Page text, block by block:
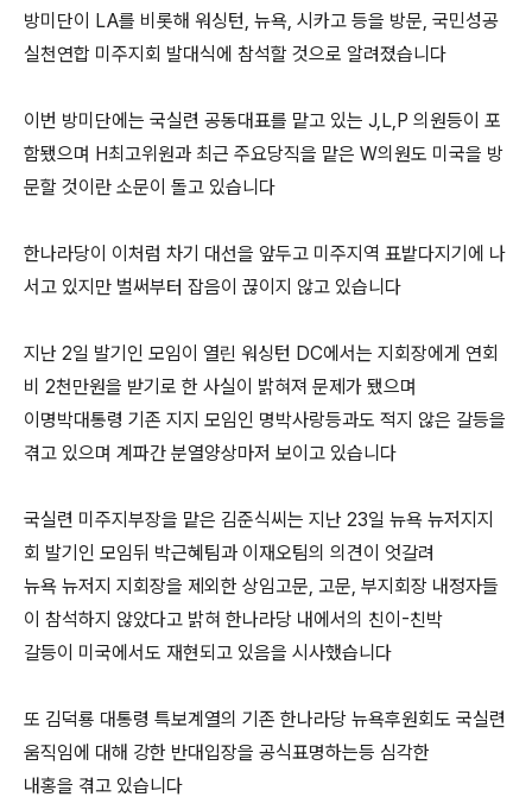
방미단이 LA를 비롯해 워싱턴, 뉴욕, 시카고 등을 방문, 국민성공
실천연합 미주지회 발대식에 참석할 것으로 알려졌습니다
이번 방미단에는 국실련 공동대표를 맡고 있는 J,L,P 의원등이 포
함됐으며 H최고위원과 최근 주요당직을 맡은 W의원도 미국을 방
문할 것이란 소문이 돌고 있습니다
한나라당이 이처럼 차기 대선을 앞두고 미주지역 표밭다지기에 나
서고 있지만 벌써부터 잡음이 끊이지 않고 있습니다
지난 2일 발기인 모임이 열린 워싱턴 DC에서는 지회장에게 연회
비 2천만원을 받기로 한 사실이 밝혀져 문제가 됐으며
이명박대통령 기존 지지 모임인 명박사랑등과도 적지 않은 갈등을
겪고 있으며 계파간 분열양상마저 보이고 있습니다
국실련 미주지부장을 맡은 김준식씨는 지난 23일 뉴욕 뉴저지지
회 발기인 모임뒤 박근혜팀과 이재오팀의 의견이 엇갈려
뉴욕 뉴저지 지회장을 제외한 상임고문, 고문, 부지회장 내정자들
이 참석하지 않았다고 밝혀 한나라당 내에서의 친이-친박
갈등이 미국에서도 재현되고 있음을 시사했습니다
또 김덕룡 대통령 특보계열의 기존 한나라당 뉴욕후원회도 국실련
움직임에 대해 강한 반대입장을 공식표명하는등 심각한
내홍을 겪고 있습니다